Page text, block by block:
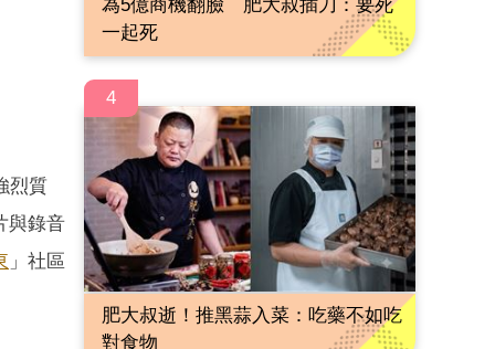
烈質
與錄音
」社區
為5億商機翻臉 肥大叔插刀：要死
一起死
4
肥大叔逝！推黑蒜入菜：吃藥不如吃
對食物